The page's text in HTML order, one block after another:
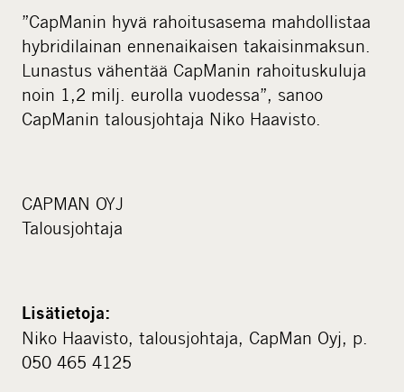
”CapManin hyvä rahoitusasema mahdollistaa
hybridilainan ennenaikaisen takaisinmaksun.
Lunastus vähentää CapManin rahoituskuluja
noin 1,2 milj. eurolla vuodessa”, sanoo
CapManin talousjohtaja Niko Haavisto.
CAPMAN OYJ
Talousjohtaja
Lisätietoja:
Niko Haavisto, talousjohtaja, CapMan Oyj, p.
050 465 4125